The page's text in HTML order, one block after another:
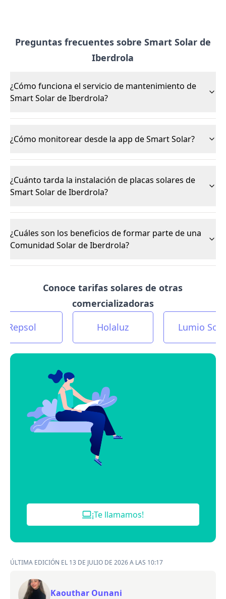
Preguntas frecuentes sobre Smart Solar de
Iberdrola
¿Cómo funciona el servicio de mantenimiento de
Smart Solar de Iberdrola?
¿Cómo monitorear desde la app de Smart Solar?
¿Cuánto tarda la instalación de placas solares de
Smart Solar de Iberdrola?
¿Cuáles son los beneficios de formar parte de una
Comunidad Solar de Iberdrola?
Conoce tarifas solares de otras
comercializadoras
Repsol
Holaluz Lumio
¡Te llamamos!
ÚLTIMA EDICIÓN EL 13 DE JULIO DE 2026 A LAS 10:17
Kaouthar Ounani